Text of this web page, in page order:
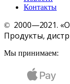
Контакты
© 2000—2021.
Продукты,
Мы принимаем: